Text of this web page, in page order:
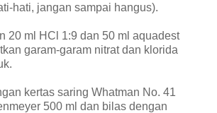
hati, jangan sampai hangus).
20 ml HCl 1:9 dan 50 ml aquadest
garam-garam nitrat dan klorida
kertas saring Whatman No. 41
500 ml dan bilas dengan